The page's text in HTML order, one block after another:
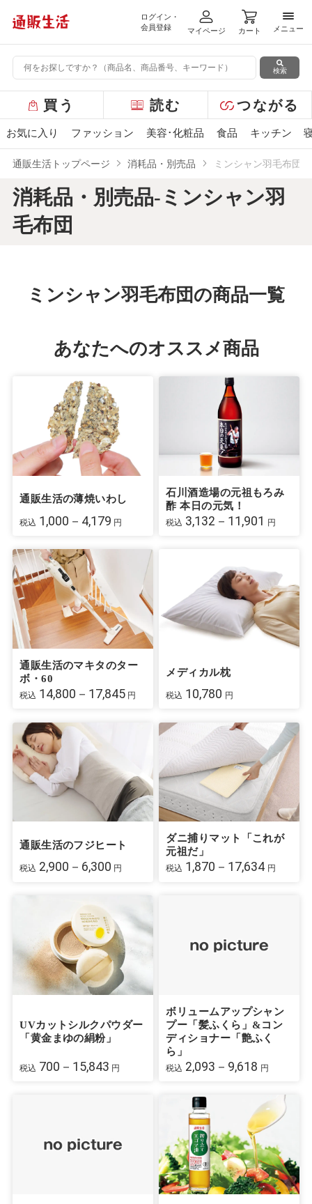
ログイン・
会員登録
マイページ カート
メニ
メニュー
検索
ー
バ
買う 読む つながる
お気に入り ファッション 美容･化粧品 食品 キッチン
通販生活トップページ 消耗品・別売品 ミンシャン羽毛布団
消耗品・別売品-ミンシャン羽
毛布団
ミンシャン羽毛布団の商品一覧
あなたへのオススメ商品
通販生活の薄焼いわし
税込 1,000－4,179 円
石川酒造場の元祖もろみ
酢 本日の元気！
税込 3,132－11,901 円
通販生活のマキタのター
ボ・60
税込 14,800－17,845 円
メディカル枕
税込 10,780 円
通販生活のフジヒート
税込 2,900－6,300 円
ダニ捕りマット「これが
元祖だ」
税込 1,870－17,634 円
UVカットシルクパウダー
「黄金まゆの絹粉」
税込 700－15,843 円
ボリュームアップシャン
プー「髪ふくら」&コン
ディショナー「艶ふく
ら」
税込 2,093－9,618 円